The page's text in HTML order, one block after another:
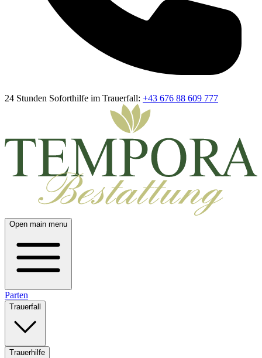
24 Stunden Soforthilfe im Trauerfall: +43 676 88 609 777
Open main menu
Parten
Trauerfall
Trauerhilfe